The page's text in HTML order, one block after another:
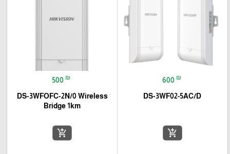
600 ₪
DS-3WF02-5AC/D
add_shopping_cart
500 ₪
DS-3WFOFC-2N/0 Wireless
Bridge 1km
add_shopping_cart